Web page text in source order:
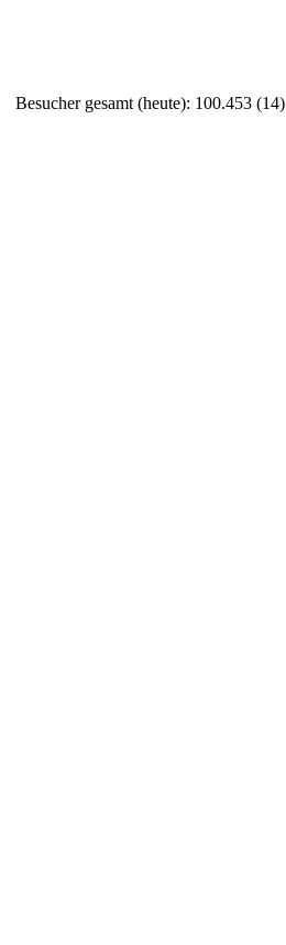
Besucher gesamt (heute): 100.453 (14)